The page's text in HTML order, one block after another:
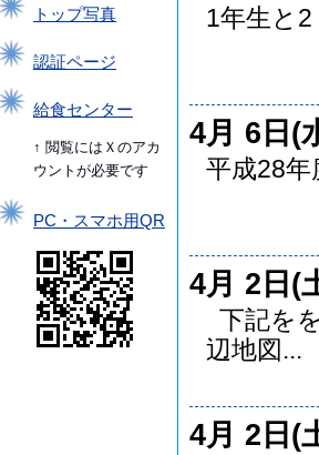
トップ写真
認証ページ
給食センター
↑ 閲覧にはＸのアカ
ウントが必要です
PC・スマホ用QR
1年生と
4月 6日(
平成28
4月 2日(
下記を
辺地図...
4月 2日(